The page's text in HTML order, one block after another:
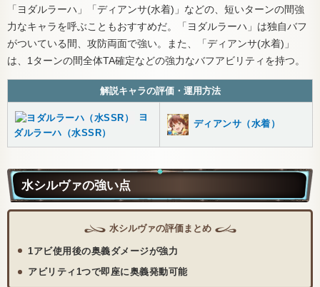
「ヨダルラーハ」「ディアンサ(水着)」などの、短いターンの間強
力なキャラを呼ぶこともおすすめだ。「ヨダルラーハ」は独自バフ
がついている間、攻防両面で強い。また、「ディアンサ(水着)」
は、1ターンの間全体TA確定などの強力なバフアビリティを持つ。
解説キャラの評価・運用方法
ヨ
ダルラーハ（水SSR）
ディアンサ（水着）
水シルヴァの強い点
水シルヴァの評価まとめ
1アビ使用後の奥義ダメージが強力
アビリティ1つで即座に奥義発動可能